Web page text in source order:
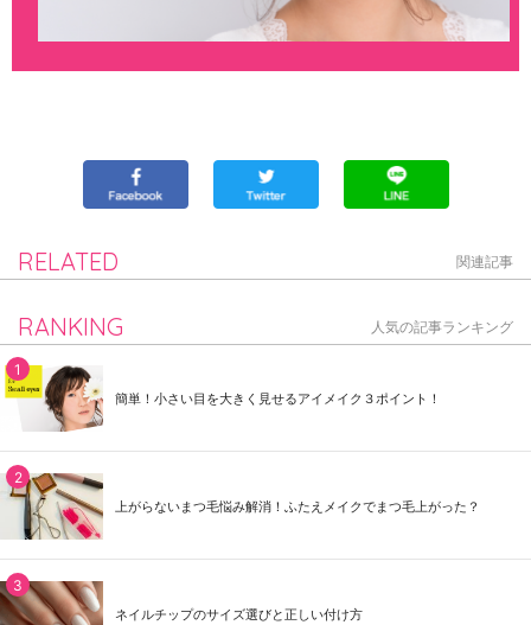
RELATED 関連記事
RANKING 人気の記事ランキング
簡単！小さい目を大きく見せるアイメイク３ポイント！
上がらないまつ毛悩み解消！ふたえメイクでまつ毛上がった？
ネイルチップのサイズ選びと正しい付け方